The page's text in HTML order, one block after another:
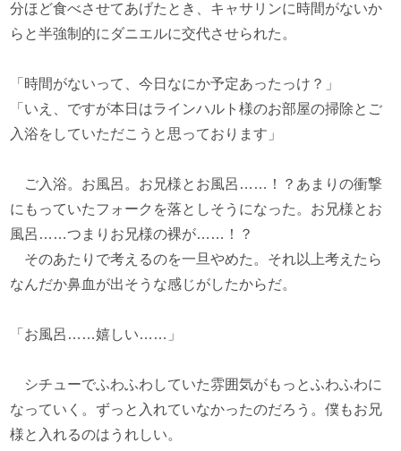
分ほど食べさせてあげたとき、キャサリンに時間がないか
らと半強制的にダニエルに交代させられた。
「時間がないって、今日なにか予定あったっけ？」
「いえ、ですが本日はラインハルト様のお部屋の掃除とご
入浴をしていただこうと思っております」
ご入浴。お風呂。お兄様とお風呂……！？あまりの衝撃
にもっていたフォークを落としそうになった。お兄様とお
風呂……つまりお兄様の裸が……！？
そのあたりで考えるのを一旦やめた。それ以上考えたら
なんだか鼻血が出そうな感じがしたからだ。
「お風呂……嬉しい……」
シチューでふわふわしていた雰囲気がもっとふわふわに
なっていく。ずっと入れていなかったのだろう。僕もお兄
様と入れるのはうれしい。